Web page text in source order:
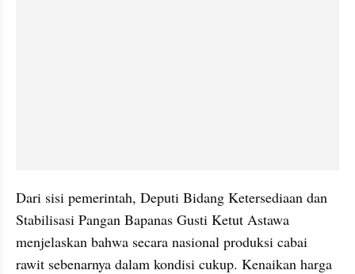
Dari sisi pemerintah, Deputi Bidang Ketersediaan dan
Stabilisasi Pangan Bapanas Gusti Ketut Astawa
menjelaskan bahwa secara nasional produksi cabai
rawit sebenarnya dalam kondisi cukup. Kenaikan harga